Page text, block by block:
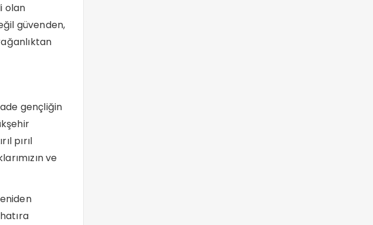
olan
güvenden,
gençliğin
pırıl
ve